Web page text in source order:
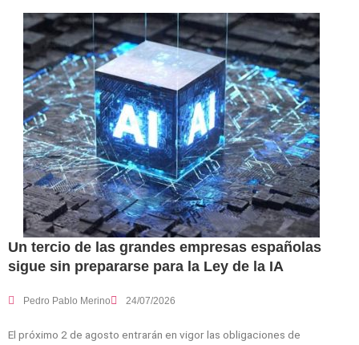
Un tercio de las grandes empresas españolas
sigue sin prepararse para la Ley de la IA
Pedro Pablo Merino 24/07/2026
El próximo 2 de agosto entrarán en vigor las obligaciones de